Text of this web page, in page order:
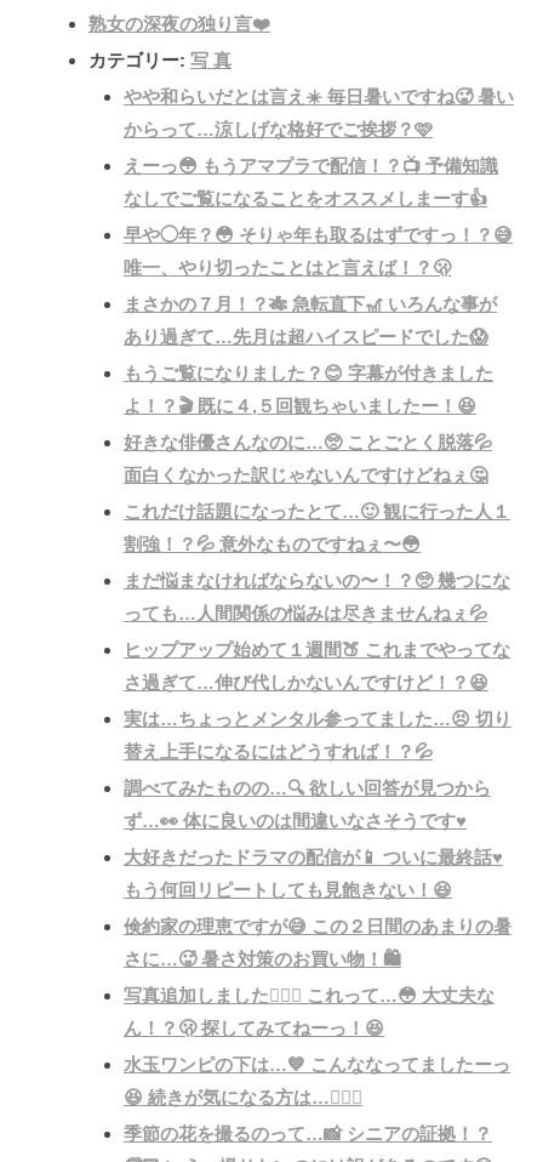
熟女の深夜の独り言❤️
カテゴリー: 写 真
やや和らいだとは言え☀️ 毎日暑いですね🥵 暑い
からって…涼しげな格好でご挨拶？🩷
えーっ😳 もうアマプラで配信！？📺 予備知識
なしでご覧になることをオススメしまーす👍
早や◯年？😳 そりゃ年も取るはずですっ！？😅
唯一、やり切ったことはと言えば！？🫢
まさかの７月！？🎋 急転直下🎢 いろんな事が
あり過ぎて…先月は超ハイスピードでした😱
もうご覧になりました？😊 字幕が付きました
よ！？🎬 既に４,５回観ちゃいましたー！😆
好きな俳優さんなのに…🥺 ことごとく脱落💦
面白くなかった訳じゃないんですけどねぇ🤔
これだけ話題になったとて…🙂 観に行った人１
割強！？💦 意外なものですねぇ〜😳
まだ悩まなければならないの〜！？🥺 幾つにな
っても…人間関係の悩みは尽きませんねぇ💦
ヒップアップ始めて１週間🍑 これまでやってな
さ過ぎて…伸び代しかないんですけど！？😆
実は…ちょっとメンタル参ってました…😣 切り
替え上手になるにはどうすれば！？💦
調べてみたものの…🔍 欲しい回答が見つから
ず…👀 体に良いのは間違いなさそうです♥️
大好きだったドラマの配信が📱 ついに最終話♥️
もう何回リピートしても見飽きない！😆
倹約家の理恵ですが😅 この２日間のあまりの暑
さに…🥵 暑さ対策のお買い物！🛍️
写真追加しました💁🏻‍♀️ これって…😳 大丈夫な
ん！？🫢 探してみてねーっ！😆
水玉ワンピの下は…💙 こんななってましたーっ
😆 続きが気になる方は…💁🏻‍♀️
季節の花を撮るのって…📸 シニアの証拠！？